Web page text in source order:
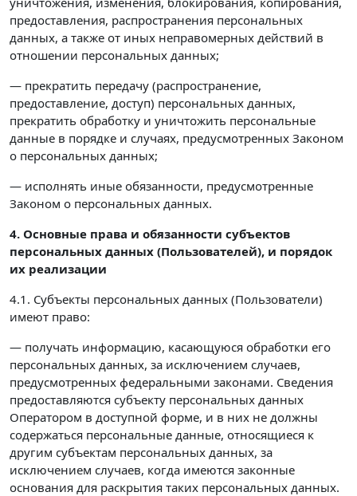
предоставления, распространения персональных
данных, а также от иных неправомерных действий в
отношении персональных данных;
— прекратить передачу (распространение,
предоставление, доступ) персональных данных,
прекратить обработку и уничтожить персональные
данные в порядке и случаях, предусмотренных Законом
о персональных данных;
— исполнять иные обязанности, предусмотренные
Законом о персональных данных.
4. Основные права и обязанности субъектов
персональных данных (Пользователей), и порядок
их реализации
4.1. Субъекты персональных данных (Пользователи)
имеют право:
— получать информацию, касающуюся обработки его
персональных данных, за исключением случаев,
предусмотренных федеральными законами. Сведения
предоставляются субъекту персональных данных
Оператором в доступной форме, и в них не должны
содержаться персональные данные, относящиеся к
другим субъектам персональных данных, за
исключением случаев, когда имеются законные
основания для раскрытия таких персональных данных.